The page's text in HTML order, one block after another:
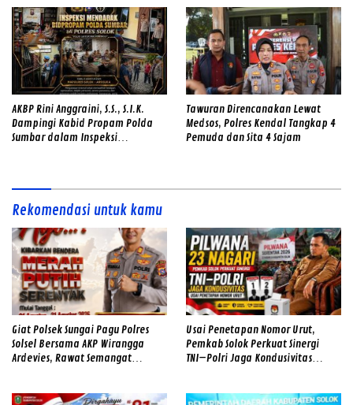
AKBP Rini Anggraini, S.S., S.I.K.
Dampingi Kabid Propam Polda
Sumbar dalam Inspeksi
kepada Masyarakat
Tawuran Direncanakan Lewat
Medsos, Polres Kendal Tangkap 4
Pemuda dan Sita 4 Sajam
Rekomendasi untuk kamu
Giat Polsek Sungai Pagu Polres
Solsel Bersama AKP Wirangga
Ardevies, Rawat Semangat
Usai Penetapan Nomor Urut,
Pemkab Solok Perkuat Sinergi
TNI–Polri Jaga Kondusivitas